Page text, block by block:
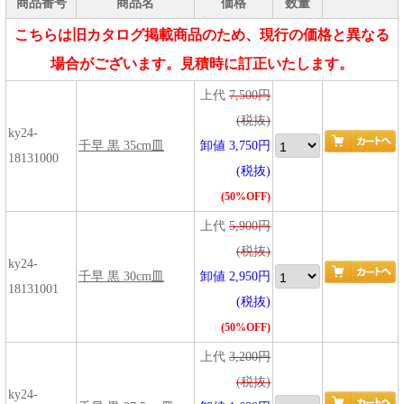
商品番号 商品名 価格 数量
こちらは旧カタログ掲載商品のため、現行の価格と異なる
場合がございます。見積時に訂正いたします。
ky24-
18131000
千早 黒 35cm皿
上代 7,500円
(税抜)
卸値 3,750円
(税抜)
(50%OFF)
ky24-
18131001
千早 黒 30cm皿
上代 5,900円
(税抜)
卸値 2,950円
(税抜)
(50%OFF)
ky24-
上代 3,200円
(税抜)